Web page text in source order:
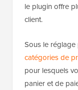
le plugin offre
client.
Sous le
catégories de
pour lesquels
panier et de